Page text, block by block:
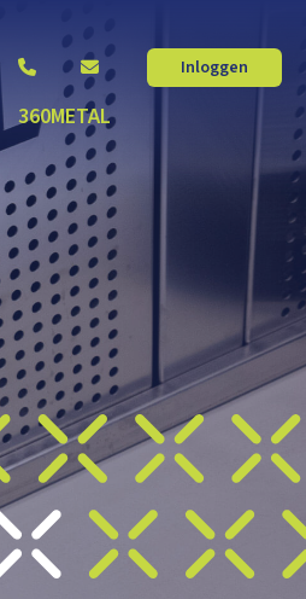
Inloggen
360METAL